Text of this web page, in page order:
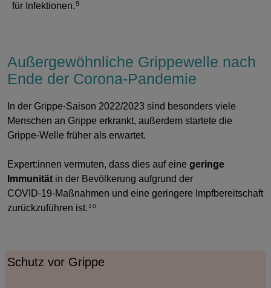
für Infektionen.9
Außergewöhnliche Grippewelle nach
Ende der Corona-Pandemie
In der Grippe-Saison 2022/2023 sind besonders viele
Menschen an Grippe erkrankt, außerdem startete die
Grippe-Welle früher als erwartet.
Expert:innen vermuten, dass dies auf eine geringe
Immunität in der Bevölkerung aufgrund der
COVID-19-Maßnahmen und eine geringere Impfbereitschaft
zurückzuführen ist. 10
Schutz vor Grippe